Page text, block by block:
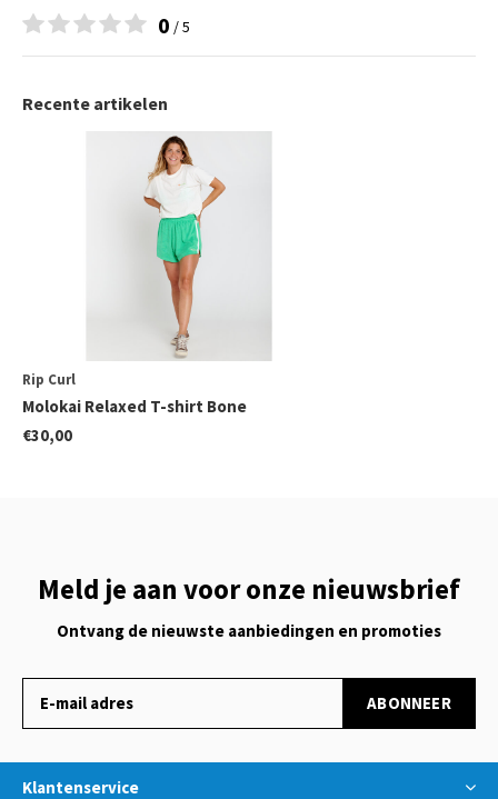
0 / 5
Recente artikelen
Rip Curl
Molokai Relaxed T-shirt Bone
€30,00
Meld je aan voor onze nieuwsbrief
Ontvang de nieuwste aanbiedingen en promoties
ABONNEER
Klantenservice